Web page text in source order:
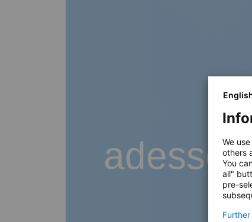
adessoWe
others
You
all"
pre-